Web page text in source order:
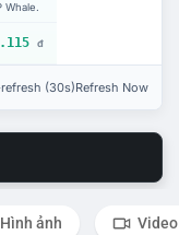
đ
(30s)Refresh Now
Hình ảnh Video